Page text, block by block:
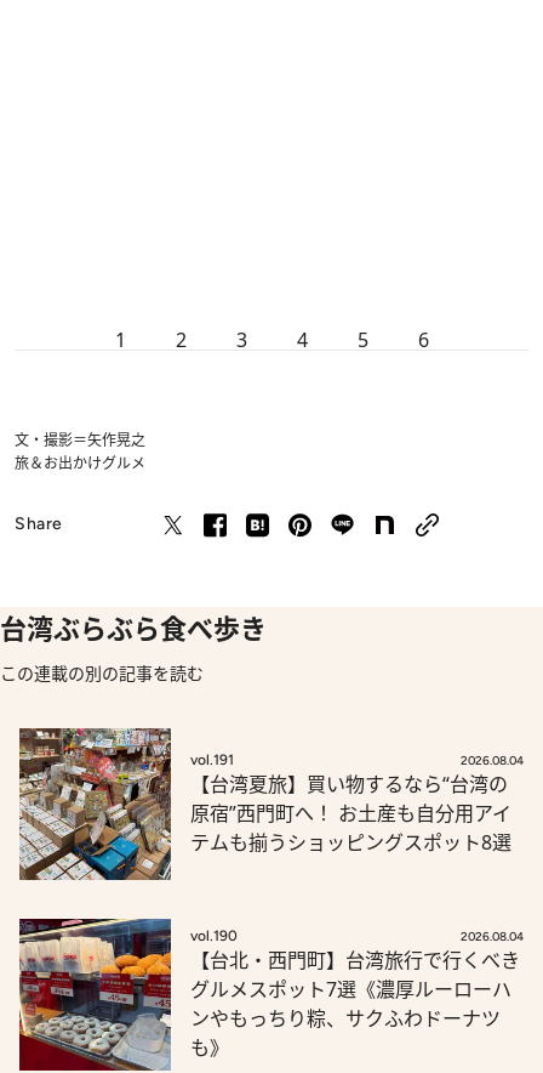
1 2 3 4 5 6
文・撮影＝矢作晃之
旅＆お出かけグルメ
Share
台湾ぶらぶら食べ歩き
この連載の別の記事を読む
vol.191 2026.08.04
【台湾夏旅】買い物するなら“台湾の
原宿”西門町へ！ お土産も自分用アイ
テムも揃うショッピングスポット8選
vol.190 2026.08.04
【台北・西門町】台湾旅行で行くべき
グルメスポット7選《濃厚ルーローハ
ンやもっちり粽、サクふわドーナツ
も》